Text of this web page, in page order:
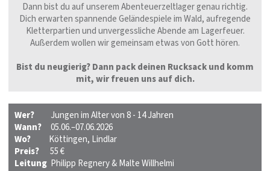
Dann bist du auf unserem Abenteuerzeltlager genau richtig.
Dich erwarten spannende Geländespiele im Wald, aufregende
Kletterpartien und unvergessliche Abende am Lagerfeuer.
Außerdem wollen wir gemeinsam etwas von Gott hören.
Bist du neugierig? Dann pack deinen Rucksack und komm
mit, wir freuen uns auf dich.
Wer? Jungen im Alter von 8 - 14 Jahren
Wann? 05.06.–07.06.2026
Wo?
Köttingen, Lindlar
Preis? 55 €
Leitung Philipp Regnery & Malte Willhelmi